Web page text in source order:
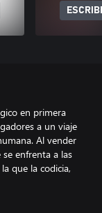
en primera
a un viaje
Al vender
enfrenta a las
que la codicia,